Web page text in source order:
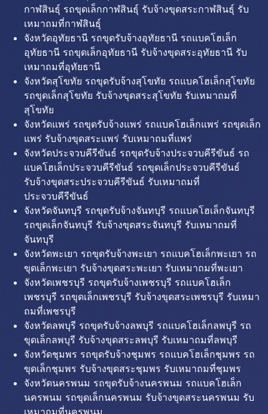
กาฬสินธุ์ รถขุดเล็กกาฬสินธุ์ รับจ้างขุดสระกาฬสินธุ์ รับ
เหมาถมที่กาฬสินธุ์
จังหวัดอุทัยธานี รถขุดรับจ้างอุทัยธานี รถแบคโฮเล็ก
อุทัยธานี รถขุดเล็กอุทัยธานี รับจ้างขุดสระอุทัยธานี รับ
เหมาถมที่อุทัยธานี
จังหวัดสุโขทัย รถขุดรับจ้างสุโขทัย รถแบคโฮเล็กสุโขทัย
รถขุดเล็กสุโขทัย รับจ้างขุดสระสุโขทัย รับเหมาถมที่
สุโขทัย
จังหวัดแพร่ รถขุดรับจ้างแพร่ รถแบคโฮเล็กแพร่ รถขุดเล็ก
แพร่ รับจ้างขุดสระแพร่ รับเหมาถมที่แพร่
จังหวัดประจวบคีรีขันธ์ รถขุดรับจ้างประจวบคีรีขันธ์ รถ
แบคโฮเล็กประจวบคีรีขันธ์ รถขุดเล็กประจวบคีรีขันธ์
รับจ้างขุดสระประจวบคีรีขันธ์ รับเหมาถมที่
ประจวบคีรีขันธ์
จังหวัดจันทบุรี รถขุดรับจ้างจันทบุรี รถแบคโฮเล็กจันทบุรี
รถขุดเล็กจันทบุรี รับจ้างขุดสระจันทบุรี รับเหมาถมที่
จันทบุรี
จังหวัดพะเยา รถขุดรับจ้างพะเยา รถแบคโฮเล็กพะเยา รถ
ขุดเล็กพะเยา รับจ้างขุดสระพะเยา รับเหมาถมที่พะเยา
จังหวัดเพชรบุรี รถขุดรับจ้างเพชรบุรี รถแบคโฮเล็ก
เพชรบุรี รถขุดเล็กเพชรบุรี รับจ้างขุดสระเพชรบุรี รับเหมา
ถมที่เพชรบุรี
จังหวัดลพบุรี รถขุดรับจ้างลพบุรี รถแบคโฮเล็กลพบุรี รถ
ขุดเล็กลพบุรี รับจ้างขุดสระลพบุรี รับเหมาถมที่ลพบุรี
จังหวัดชุมพร รถขุดรับจ้างชุมพร รถแบคโฮเล็กชุมพร รถ
ขุดเล็กชุมพร รับจ้างขุดสระชุมพร รับเหมาถมที่ชุมพร
จังหวัดนครพนม รถขุดรับจ้างนครพนม รถแบคโฮเล็ก
นครพนม รถขุดเล็กนครพนม รับจ้างขุดสระนครพนม รับ
เหมาถมที่นครพนม